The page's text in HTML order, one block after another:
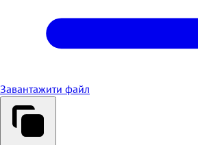
Завантажити файл